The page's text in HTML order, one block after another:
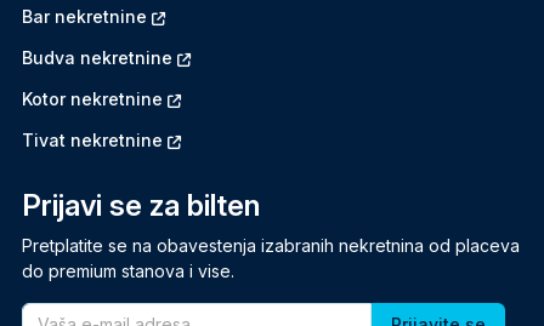
Bar nekretnine
Budva nekretnine
Kotor nekretnine
Tivat nekretnine
Prijavi se za bilten
Pretplatite se na obavestenja izabranih nekretnina od placeva
do premium stanova i vise.
Email